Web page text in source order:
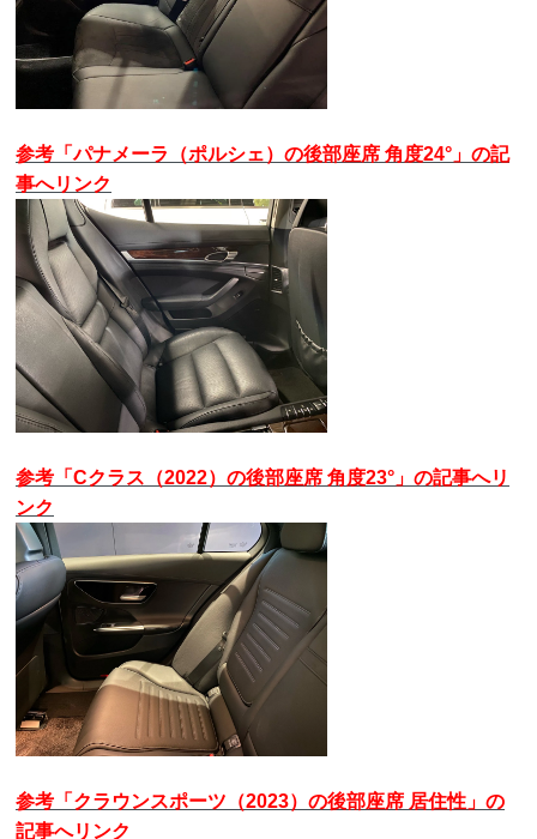
参考「パナメーラ（ポルシェ）の後部座席 角度24°」の記
事へリンク
参考「Cクラス（2022）の後部座席 角度23°」の記事へリ
ンク
参考「クラウンスポーツ（2023）の後部座席 居住性」の
記事へリンク